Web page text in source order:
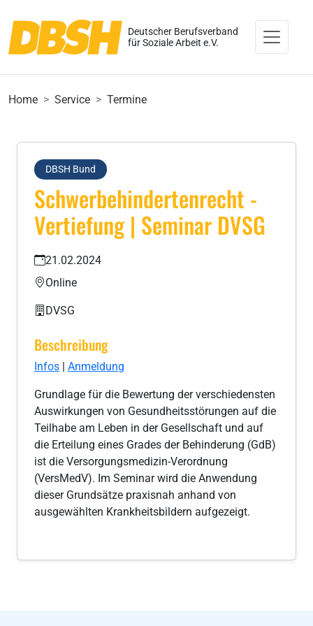
Deutscher Berufsverband
für Soziale Arbeit e.V.
Home Service Termine
DBSH Bund
Schwerbehindertenrecht -
Vertiefung | Seminar DVSG
21.02.2024
Online
DVSG
Beschreibung
Infos | Anmeldung
Grundlage für die Bewertung der verschiedensten
Auswirkungen von Gesundheitsstörungen auf die
Teilhabe am Leben in der Gesellschaft und auf
die Erteilung eines Grades der Behinderung (GdB)
ist die Versorgungsmedizin-Verordnung
(VersMedV). Im Seminar wird die Anwendung
dieser Grundsätze praxisnah anhand von
ausgewählten Krankheitsbildern aufgezeigt.